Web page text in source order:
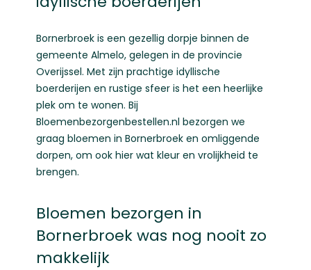
Bornerbroek is een gezellig dorpje binnen de
gemeente Almelo, gelegen in de provincie
Overijssel. Met zijn prachtige idyllische
boerderijen en rustige sfeer is het een heerlijke
plek om te wonen. Bij
Bloemenbezorgenbestellen.nl bezorgen we
graag bloemen in Bornerbroek en omliggende
dorpen, om ook hier wat kleur en vrolijkheid te
brengen.
Bloemen bezorgen in
Bornerbroek was nog nooit zo
makkelijk